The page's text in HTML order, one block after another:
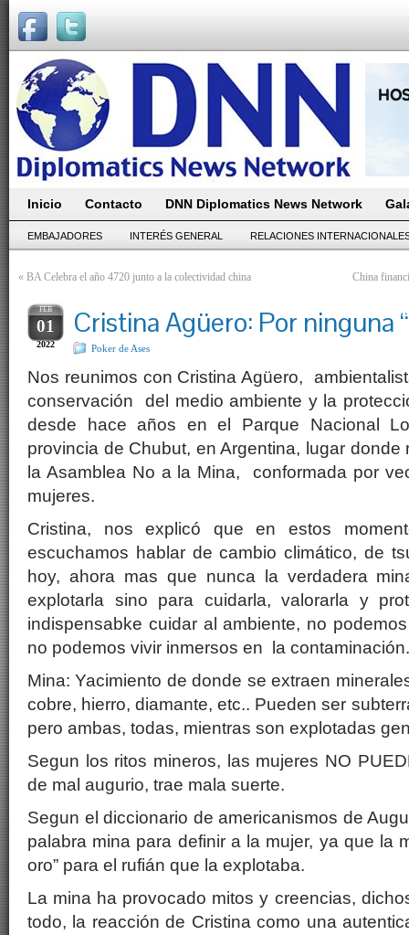
Inicio Contacto DNN Diplomatics News Network
EMBAJADORES INTERÉS GENERAL RELACIONES
« BA Celebra el año 4720 junto a la colectividad china China
FEB
01
2022
Cristina Agüero: Por ninguna
Poker de Ases
Nos reunimos con Cristina Agüero,
conservación del medio ambiente y la
desde hace años en el Parque Nacional
provincia de Chubut, en Argentina, lugar
la Asamblea No a la Mina, conformada por
mujeres.
Cristina, nos explicó que en estos
escuchamos hablar de cambio climático, de
hoy, ahora mas que nunca la verdadera
explotarla sino para cuidarla, valorarla y
indispensabke cuidar al ambiente, no
no podemos vivir inmersos en la contaminación.
Mina: Yacimiento de donde se extraen
cobre, hierro, diamante, etc.. Pueden ser
pero ambas, todas, mientras son explotadas
Segun los ritos mineros, las mujeres NO
de mal augurio, trae mala suerte.
Segun el diccionario de americanismos de
palabra mina para definir a la mujer, ya que la
oro” para el rufián que la explotaba.
La mina ha provocado mitos y creencias,
todo, la reacción de Cristina como una